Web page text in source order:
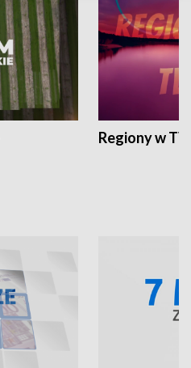
Regiony w